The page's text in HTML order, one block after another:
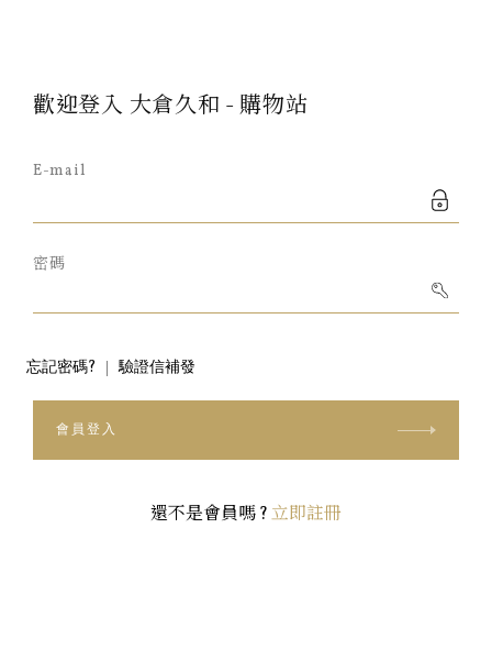
歡迎登入 大倉久和 - 購物站
E-mail
密碼
忘記密碼? 驗證信補發
會員登入
還不是會員嗎 ?立即註冊